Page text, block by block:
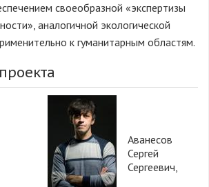
своеобразной «экспертизы
аналогичной экологической
к гуманитарным областям.
Аванесов
Сергей
Сергеевич,